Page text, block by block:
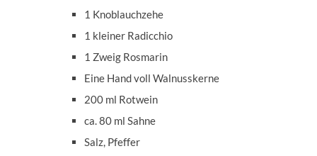
1 Knoblauchzehe
1 kleiner Radicchio
1 Zweig Rosmarin
Eine Hand voll Walnusskerne
200 ml Rotwein
ca. 80 ml Sahne
Salz, Pfeffer